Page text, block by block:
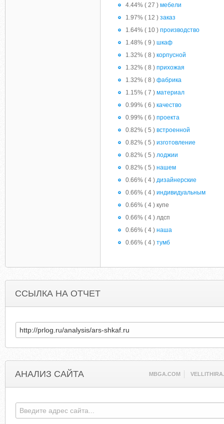
4.44% ( 27 ) мебели
1.97% ( 12 ) заказ
1.64% ( 10 ) производство
1.48% ( 9 ) шкаф
1.32% ( 8 ) корпусной
1.32% ( 8 ) прихожая
1.32% ( 8 ) фабрика
1.15% ( 7 ) материал
0.99% ( 6 ) качество
0.99% ( 6 ) проекта
0.82% ( 5 ) встроенной
0.82% ( 5 ) изготовление
0.82% ( 5 ) лоджии
0.82% ( 5 ) нашем
0.66% ( 4 ) дизайнерские
0.66% ( 4 ) индивидуальным
0.66% ( 4 ) купе
0.66% ( 4 ) лдсп
0.66% ( 4 ) наша
0.66% ( 4 ) тумб
ССЫЛКА НА ОТЧЕТ
АНАЛИЗ САЙТА MBGA.COM